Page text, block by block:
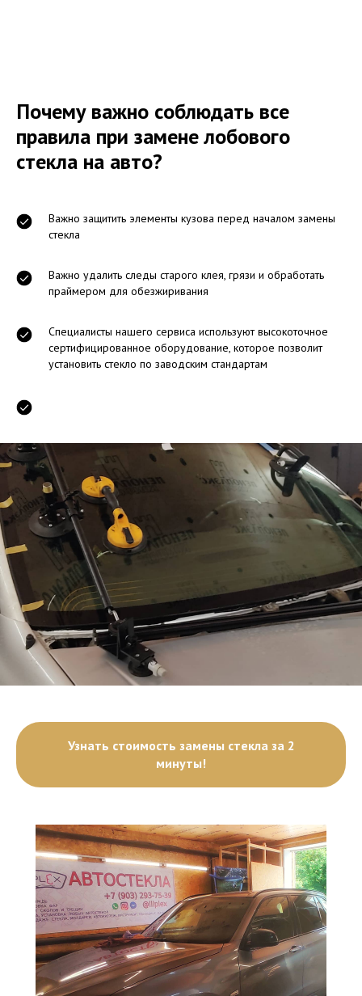
Почему важно соблюдать все
правила при замене лобового
стекла на авто?
Важно защитить элементы кузова перед началом замены
стекла
Важно удалить следы старого клея, грязи и обработать
праймером для обезжиривания
Специалисты нашего сервиса используют высокоточное
сертифицированное оборудование, которое позволит
установить стекло по заводским стандартам
Узнать стоимость замены стекла за 2
минуты!